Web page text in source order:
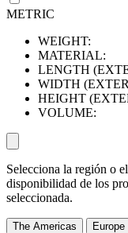
METRIC
WEIGHT:
MATERIAL:
LENGTH
WIDTH
HEIGHT
VOLUME:
Selecciona la región o
disponibilidad de los
seleccionada.
The Americas Europe